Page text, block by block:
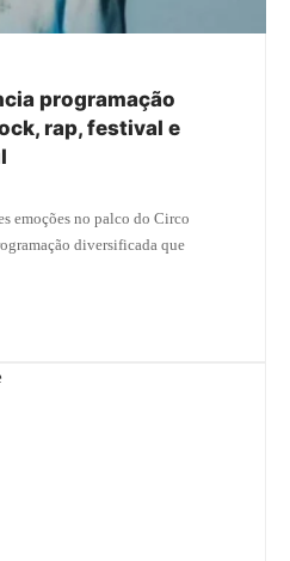
programação
rap, festival e
emoções no palco do Circo
diversificada que